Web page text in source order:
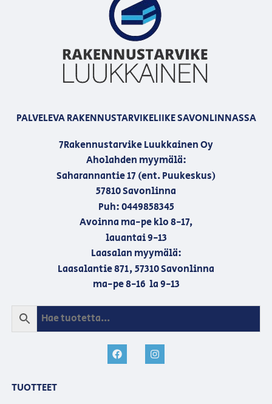
PALVELEVA RAKENNUSTARVIKELIIKE SAVONLINNASSA
7Rakennustarvike Luukkainen Oy
Aholahden myymälä:
Saharannantie 17 (ent. Puukeskus)
57810 Savonlinna
Puh: 0449858345
Avoinna ma-pe klo 8-17,
lauantai 9-13
Laasalan myymälä:
Laasalantie 871, 57310 Savonlinna
ma-pe 8-16 la 9-13
TUOTTEET